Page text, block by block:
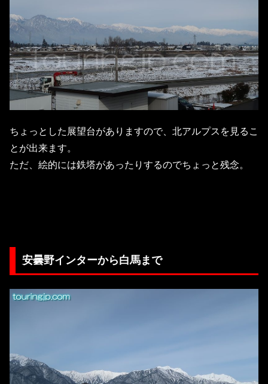
ちょっとした展望台がありますので、北アルプスを見るこ
とが出来ます。
ただ、絵的には鉄塔があったりするのでちょっと残念。
安曇野インターから白馬まで